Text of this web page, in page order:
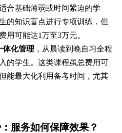
合基础薄弱或时间紧迫的学
的知识盲点进行专项训练，但
用可能达1万至3万元。
体化管理 ，从晨读到晚自习全程
的学生。这类课程虽总费用可
能最大化利用备考时间，尤其
服务如何保障效果？